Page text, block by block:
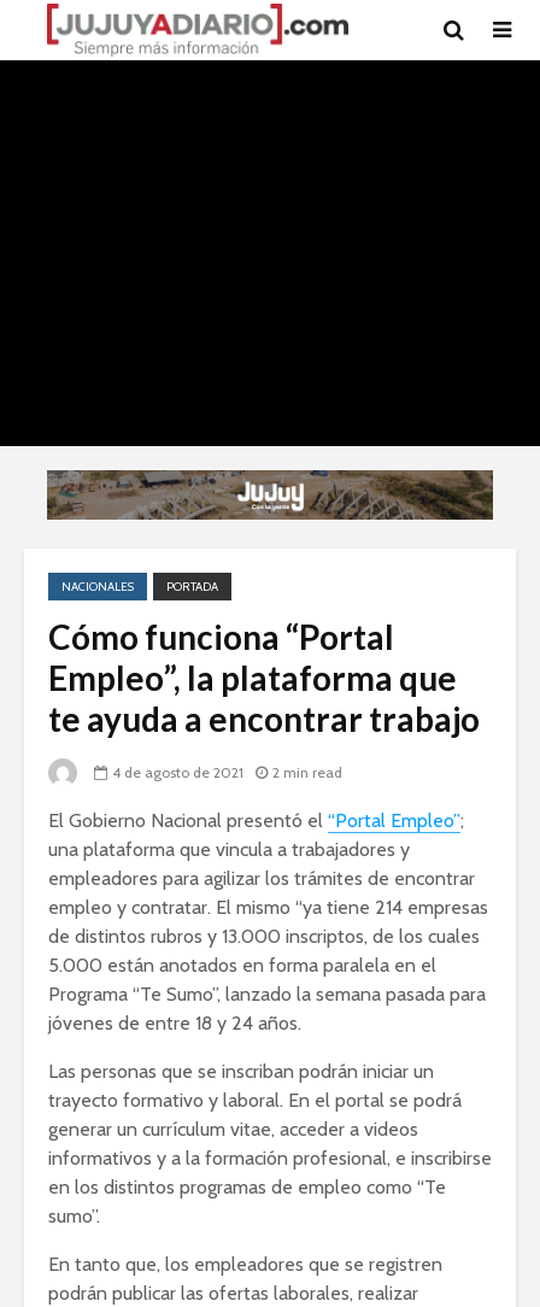
NACIONALES PORTADA
Cómo funciona “Portal
Empleo”, la plataforma que
te ayuda a encontrar trabajo
4 de agosto de 2021 2 min read
El Gobierno Nacional presentó el “Portal Empleo”;
una plataforma que vincula a trabajadores y
empleadores para agilizar los trámites de encontrar
empleo y contratar. El mismo “ya tiene 214 empresas
de distintos rubros y 13.000 inscriptos, de los cuales
5.000 están anotados en forma paralela en el
Programa “Te Sumo”, lanzado la semana pasada para
jóvenes de entre 18 y 24 años.
Las personas que se inscriban podrán iniciar un
trayecto formativo y laboral. En el portal se podrá
generar un currículum vitae, acceder a videos
informativos y a la formación profesional, e inscribirse
en los distintos programas de empleo como “Te
sumo”.
En tanto que, los empleadores que se registren
podrán publicar las ofertas laborales, realizar